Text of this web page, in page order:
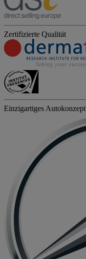
Zertifizierte Qualität
Einzigartiges Autokonzept